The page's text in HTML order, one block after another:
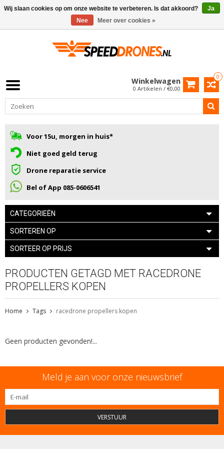
0
Winkelwagen
0 Artikelen / €0,00
Voor 15u, morgen in huis*
Niet goed geld terug
Drone reparatie service
Bel of App 085-0606541
CATEGORIEËN
SORTEREN OP
SORTEER OP PRIJS
PRODUCTEN GETAGD MET RACEDRONE
PROPELLERS KOPEN
Home Tags racedrone propellers kopen
Geen producten gevonden!...
Meld je aan voor onze nieuwsbrief
VERSTUUR
Wij slaan cookies op om onze website te verbeteren. Is dat akkoord?
Ja
Nee
Meer over cookies »